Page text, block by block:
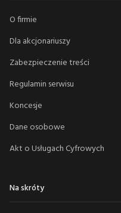
O firmie
Dla akcjonariuszy
Zabezpieczenie treści
Regulamin serwisu
Koncesje
Dane osobowe
Akt o Usługach Cyfrowych
Na skróty